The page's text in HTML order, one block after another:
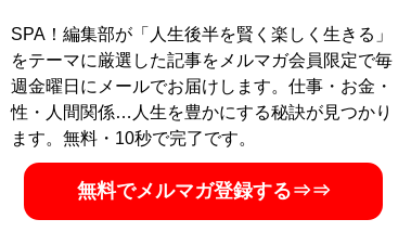
現場を踏み、現在は紙・Webを問わない“二刀流”の編集
記者として活動中。若者カルチャーから社会問題、芸能
人などのエンタメ系まで幅広く取材する。趣味はカメ
ラ。X（旧Twitter）：＠FujiiAtsutoshi
記事一覧へ
SPA！編集部が「人生後半を賢く楽しく生きる」
をテーマに厳選した記事をメルマガ会員限定で毎
週金曜日にメールでお届けします。仕事・お金・
性・人間関係…人生を豊かにする秘訣が見つかり
ます。無料・10秒で完了です。
無料でメルマガ登録する⇒⇒